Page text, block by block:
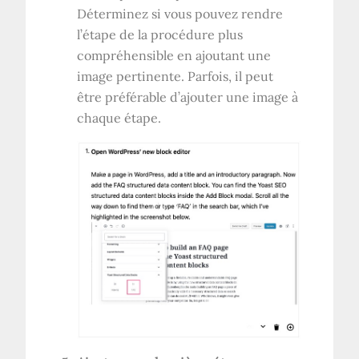
Déterminez si vous pouvez rendre
l’étape de la procédure plus
compréhensible en ajoutant une
image pertinente. Parfois, il peut
être préférable d’ajouter une image à
chaque étape.